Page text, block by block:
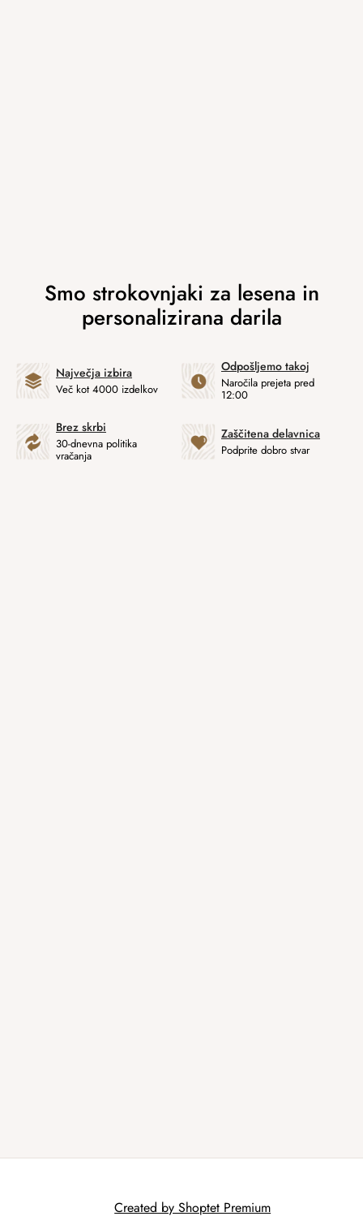
Največja izbira
Več kot 4000 izdelkov
Odpošljemo takoj
Naročila prejeta pred
12:00
Brez skrbi
30-dnevna politika
vračanja
Zaščitena delavnica
Podprite dobro stvar
Created by Shoptet Premium